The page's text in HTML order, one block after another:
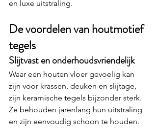
en luxe uitstraling.
De voordelen van houtmotief
tegels
Slijtvast en onderhoudsvriendelijk
Waar een houten vloer gevoelig kan
zijn voor krassen, deuken en slijtage,
zijn keramische tegels bijzonder sterk.
Ze behouden jarenlang hun uitstraling
en zijn eenvoudig schoon te houden.